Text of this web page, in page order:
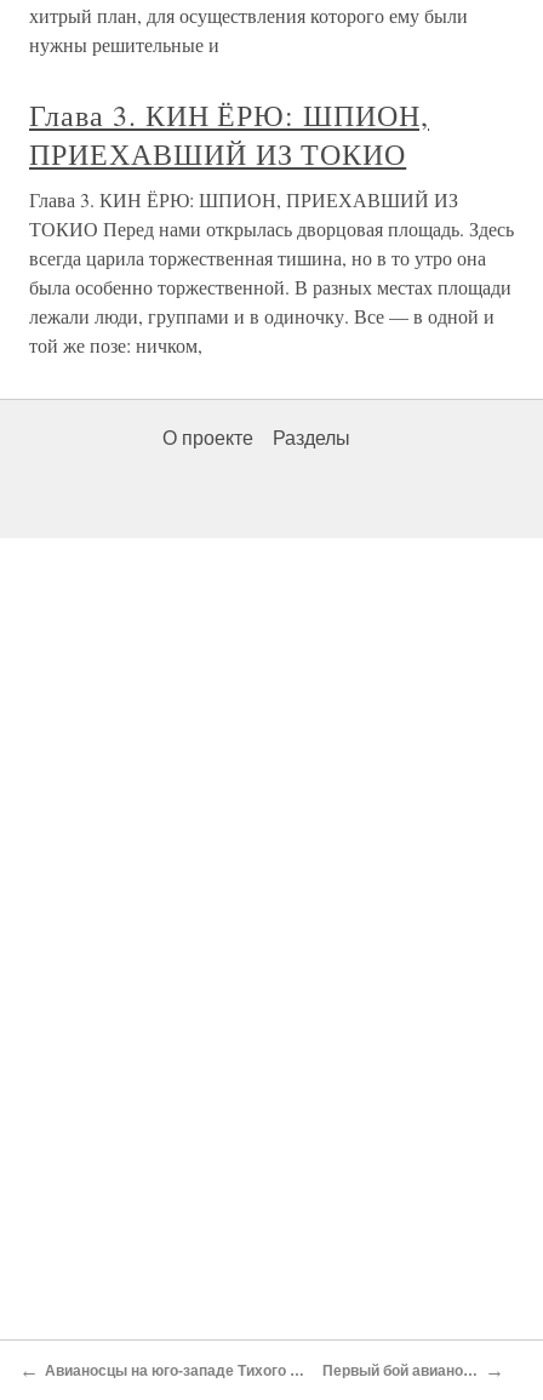
хитрый план, для осуществления которого ему были
нужны решительные и
Глава 3. КИН ЁРЮ: ШПИОН,
ПРИЕХАВШИЙ ИЗ ТОКИО
Глава 3. КИН ЁРЮ: ШПИОН, ПРИЕХАВШИЙ ИЗ
ТОКИО Перед нами открылась дворцовая площадь. Здесь
всегда царила торжественная тишина, но в то утро она
была особенно торжественной. В разных местах площади
лежали люди, группами и в одиночку. Все — в одной и
той же позе: ничком,
О проекте Разделы
← Авианосцы на юго-западе Тихого океана Первый бой авианосцев →